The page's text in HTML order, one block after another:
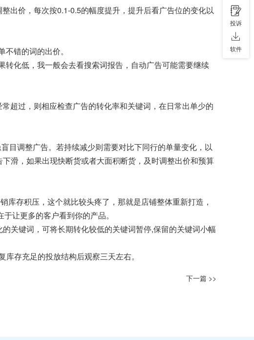
出价，每次按0.1-0.5的幅度提升，提升后看广告位的变化以
错的词的出价。
化低，我一般会去看搜索词报告，自动广告可能需要继续
超过，则相应检查广告的转化率和关键词，在日常出单少的
目调整广告。若持续减少则需要对比下同行的单量变化，以
滑，如果出现快断货或者大面积断货，及时调整出价和预算
存积压，这个就比较头疼了，那就是店铺整体重新打造，
让更多的客户看到你的产品。
关键词，可将长期转化较低的关键词暂停,保留的关键词小幅
存充足的投放结构后观察三天左右。
下一篇 >>
投诉
软件